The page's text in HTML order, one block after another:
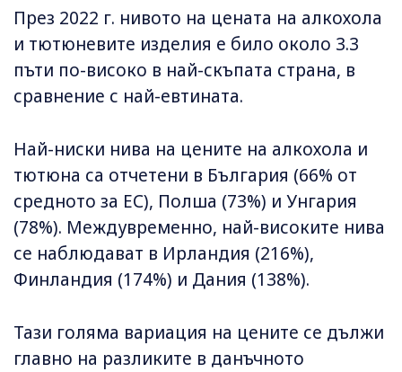
През 2022 г. нивото на цената на алкохола
и тютюневите изделия е било около 3.3
пъти по-високо в най-скъпата страна, в
сравнение с най-евтината.
Най-ниски нива на цените на алкохола и
тютюна са отчетени в България (66% от
средното за ЕС), Полша (73%) и Унгария
(78%). Междувременно, най-високите нива
се наблюдават в Ирландия (216%),
Финландия (174%) и Дания (138%).
Тази голяма вариация на цените се дължи
главно на разликите в данъчното